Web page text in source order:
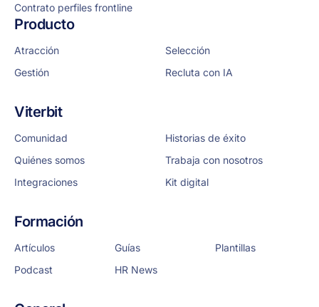
Contrato perfiles frontline
Producto
Atracción
Selección
Gestión
Recluta con IA
Viterbit
Comunidad
Historias de éxito
Quiénes somos
Trabaja con nosotros
Integraciones
Kit digital
Formación
Artículos Guías
Plantillas
Podcast
HR News